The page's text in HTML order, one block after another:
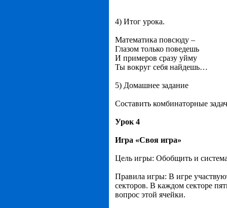
4) Итог урока.
Математика повсюду –
Глазом только поведешь
И примеров сразу уйму
Ты вокруг себя найдешь…
5) Домашнее задание
Составить комбинаторные
Урок 4
Игра «Своя игра»
Цель игры: Обобщить и
Правила игры: В игре
секторов. В каждом секторе
вопрос этой ячейки.